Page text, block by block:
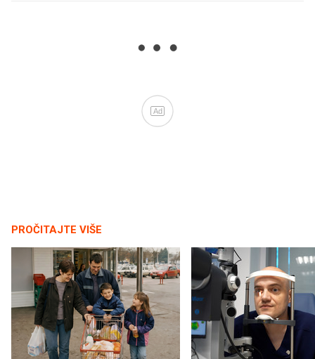
Ad
PROČITAJTE VIŠE